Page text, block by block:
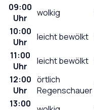
09:00
Uhr
wolkig
10:00
Uhr
leicht bewölkt
11:00
Uhr
leicht bewölkt
12:00
Uhr
örtlich
Regenschauer
13:00